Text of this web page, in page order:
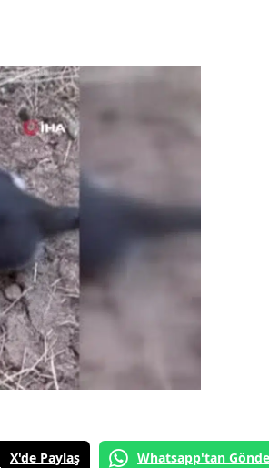
X'de Paylaş Whatsapp'tan